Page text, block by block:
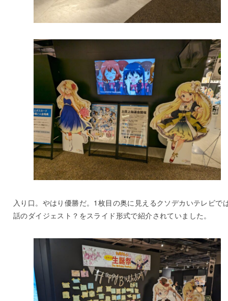
入り口。やはり優勝だ。1枚目の奥に見えるクソデカいテレビで
話のダイジェスト？をスライド形式で紹介されていました。